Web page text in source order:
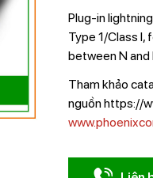
Plug-in
Type 1/Class I,
between N and
Tham khảo
nguồn https://